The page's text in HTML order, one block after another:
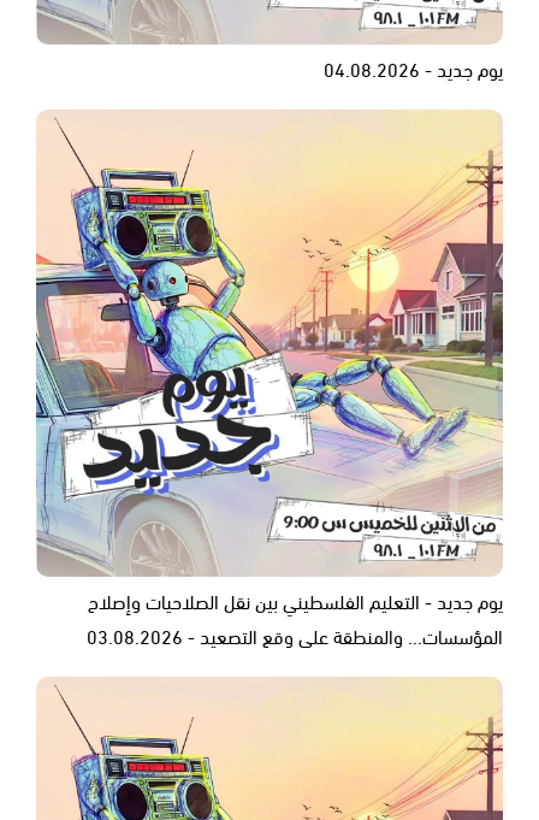
يوم جديد - 04.08.2026
يوم جديد - التعليم الفلسطيني بين نقل الصلاحيات وإصلاح
المؤسسات... والمنطقة على وقع التصعيد - 03.08.2026